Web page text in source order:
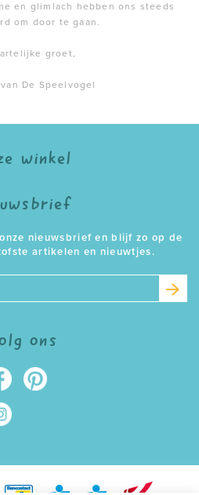
en glimlach hebben ons steeds
om door te gaan.
groet,
De Speelvogel
winkel
nieuwsbrief en blijf zo op de
artikelen en nieuwtjes.
ons